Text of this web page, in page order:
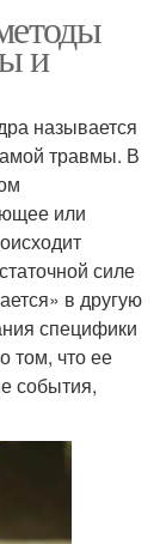
и
называется
травмы. В
или
силе
в другую
специфики
том, что ее
события,